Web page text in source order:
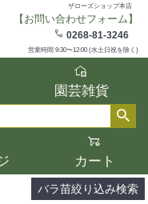
ザローズショップ本店
【お問い合わせフォーム】
0268-81-3246
営業時間 9:30〜12:00 (水土日祝を除く)
園芸雑貨
カート
バラ苗絞り込み検索
て絞り込み検索が可能
該当する品種のみ検索
ランドなどは1つずつ選